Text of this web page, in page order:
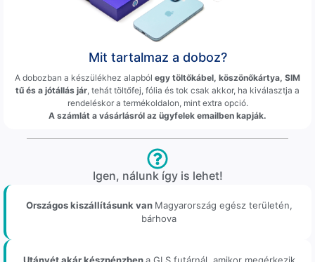
Mit tartalmaz a doboz?
A dobozban a készülékhez alapból egy töltőkábel, köszönőkártya, SIM
tű és a jótállás jár , tehát töltőfej, fólia és tok csak akkor, ha kiválasztja a
rendeléskor a termékoldalon, mint extra opció.
A számlát a vásárlásról az ügyfelek emailben kapják.
Igen, nálunk így is lehet!
Országos kiszállításunk van Magyarország egész területén,
bárhova
Utánvét akár készpénzbena GLS futárnál, amikor megérkezik